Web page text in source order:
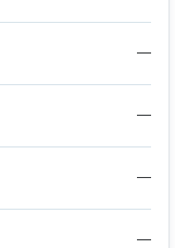
—
—
—
—